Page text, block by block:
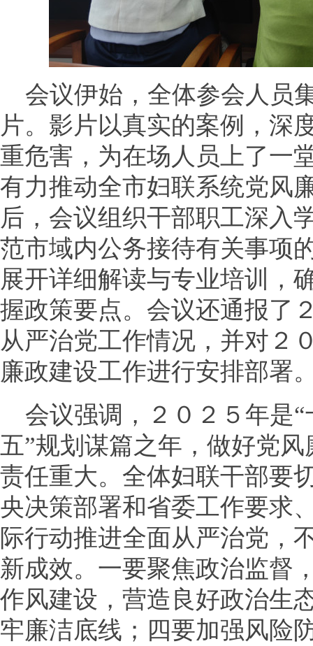
会议伊始，全体参会人员
片。影片以真实的案例，深
重危害，为在场人员上了一
有力推动全市妇联系统党风
后，会议组织干部职工深入
范市域内公务接待有关事项
展开详细解读与专业培训，
握政策要点。会议还通报了
从严治党工作情况，并对２
廉政建设工作进行安排部署
会议强调，２０２５年是
五”规划谋篇之年，做好党
责任重大。全体妇联干部要
央决策部署和省委工作要求
际行动推进全面从严治党，
新成效。一要聚焦政治监督
作风建设，营造良好政治生
牢廉洁底线；四要加强风险